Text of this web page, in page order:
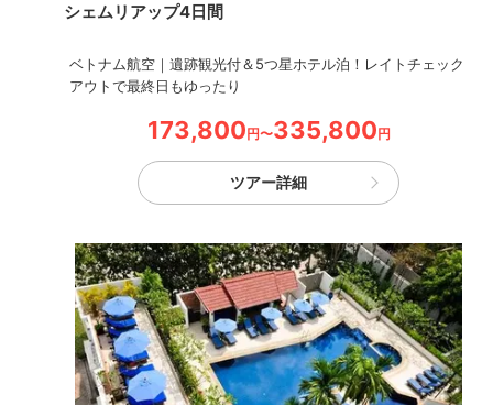
シェムリアップ4日間
ベトナム航空｜遺跡観光付＆5つ星ホテル泊！レイトチェック
アウトで最終日もゆったり
173,800円〜335,800円
ツアー詳細